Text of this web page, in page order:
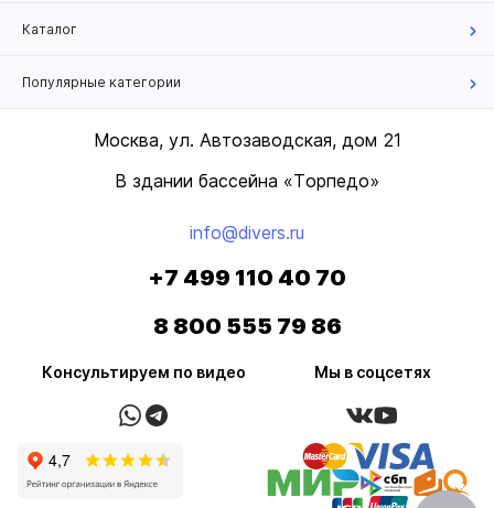
Каталог
Популярные категории
Москва, ул. Автозаводская, дом 21
В здании бассейна «Торпедо»
info@divers.ru
Консультируем по видео Мы в соцсетях
+7 499 110 40 70
8 800 555 79 86